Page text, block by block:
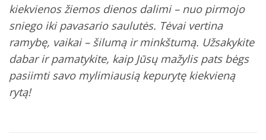
kiekvienos žiemos dienos dalimi – nuo pirmojo
sniego iki pavasario saulutės. Tėvai vertina
ramybę, vaikai – šilumą ir minkštumą. Užsakykite
dabar ir pamatykite, kaip Jūsų mažylis pats bėgs
pasiimti savo mylimiausią kepurytę kiekvieną
rytą!